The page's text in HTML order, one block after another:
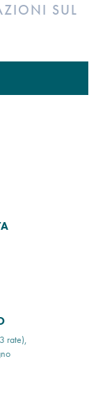
SUL
rate),